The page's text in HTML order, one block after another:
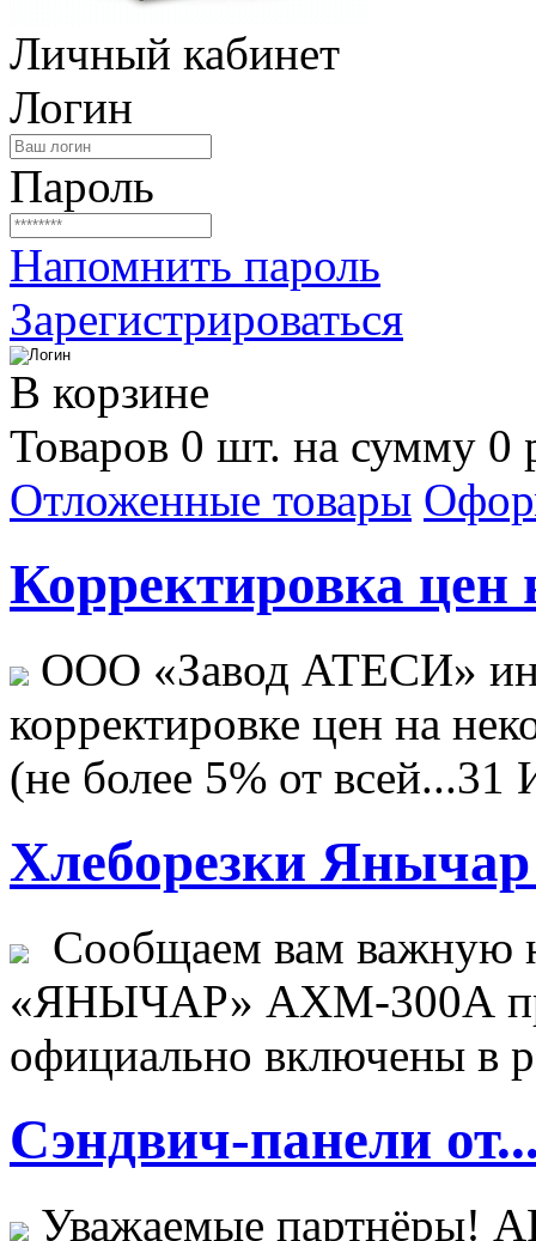
Личный кабинет
Логин
Пароль
Напомнить пароль
Зарегистрироваться
В корзине
Товаров 0 шт. на сумму 0
Отложенные товары
Корректировка цен
ООО «Завод АТЕСИ»
корректировке цен на
(не более 5% от всей...31
Хлеборезки Янычар
Сообщаем вам важную
«ЯНЫЧАР» АХМ-300А
официально включены в
Сэндвич-панели
Уважаемые